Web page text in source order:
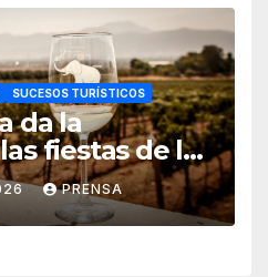
SUCESOS TURÍSTICOS
da la
fiestas de la
PRENSA